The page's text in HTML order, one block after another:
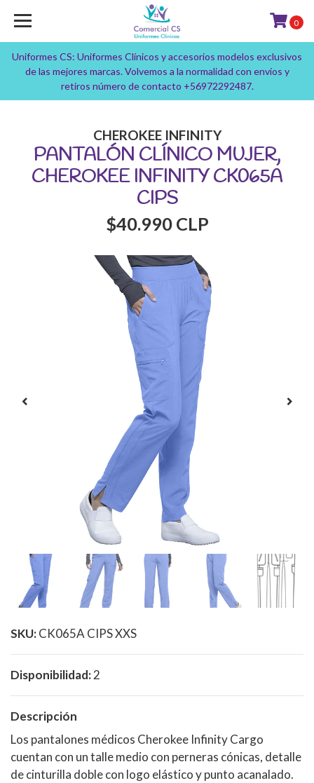
Uniformes CS: Uniformes Clínicos y accesorios modelos exclusivos
de las mejores marcas. Volvemos a la normalidad con envíos y
retiros número de contacto +56972292487.
0
CHEROKEE INFINITY
PANTALÓN CLÍNICO MUJER,
CHEROKEE INFINITY CK065A
CIPS
$40.990 CLP
SKU:CK065A CIPS XXS
Disponibilidad:2
Descripción
Los pantalones médicos Cherokee Infinity Cargo
cuentan con un talle medio con perneras cónicas, detalle
de cinturilla doble con logo elástico y punto acanalado.